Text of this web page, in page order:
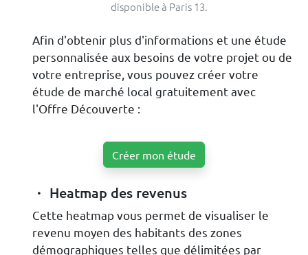
disponible à Paris 13.
Afin d'obtenir plus d'informations et une étude
personnalisée aux besoins de votre projet ou de
votre entreprise, vous pouvez créer votre
étude de marché local gratuitement avec
l'Offre Découverte :
Créer mon étude
Heatmap des revenus
Cette heatmap vous permet de visualiser le
revenu moyen des habitants des zones
démographiques telles que délimitées par